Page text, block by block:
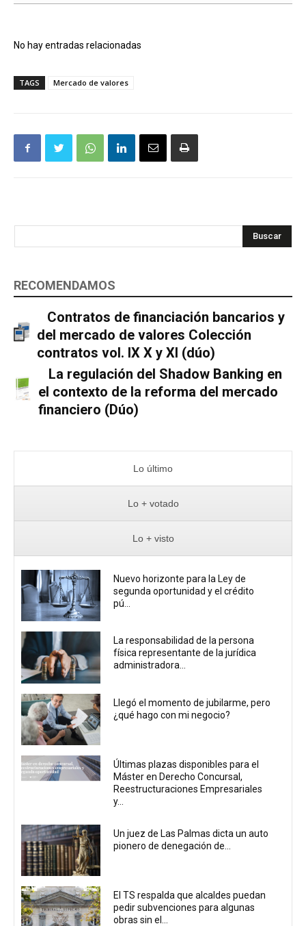
No hay entradas relacionadas
TAGS Mercado de valores
Buscar
RECOMENDAMOS
Contratos de financiación bancarios y
del mercado de valores Colección
contratos vol. IX X y XI (dúo)
La regulación del Shadow Banking en
el contexto de la reforma del mercado
financiero (Dúo)
Lo último
Lo + votado
Lo + visto
Nuevo horizonte para la Ley de
segunda oportunidad y el crédito
pú...
La responsabilidad de la persona
física representante de la jurídica
administradora...
Llegó el momento de jubilarme, pero
¿qué hago con mi negocio?
Últimas plazas disponibles para el
Máster en Derecho Concursal,
Reestructuraciones Empresariales
y...
Un juez de Las Palmas dicta un auto
pionero de denegación de...
El TS respalda que alcaldes puedan
pedir subvenciones para algunas
obras sin el...